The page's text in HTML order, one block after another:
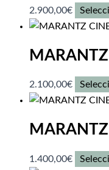
2.900,00€
2.100,00€
1.400,00€